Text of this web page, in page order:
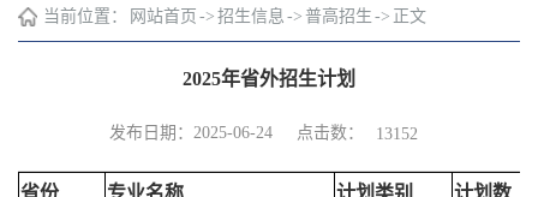
当前位置： 网站首页 -> 招生信息 -> 普高招生 -> 正文
2025年省外招生计划
发布日期：2025-06-24 点击数： 13152
省份 专业名称 计划类别 计划数